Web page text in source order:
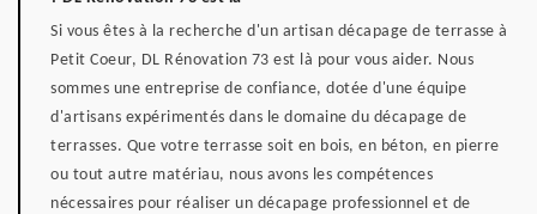
Si vous êtes à la recherche d'un artisan décapage de terrasse à
Petit Coeur, DL Rénovation 73 est là pour vous aider. Nous
sommes une entreprise de confiance, dotée d'une équipe
d'artisans expérimentés dans le domaine du décapage de
terrasses. Que votre terrasse soit en bois, en béton, en pierre
ou tout autre matériau, nous avons les compétences
nécessaires pour réaliser un décapage professionnel et de